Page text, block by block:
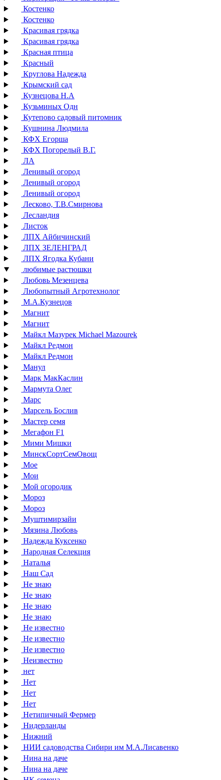
Костенко
Костенко
Красивая грядка
Красивая грядка
Красная птица
Красный
Круглова Надежда
Крымский сад
Кузнецова Н.А
Кузьминых Одн
Кутепово садовый питомник
Кушнина Людмила
КФХ Егорша
КФХ Погорелый В.Г.
ЛА
Ленивый огород
Ленивый огород
Ленивый огород
Лесково, Т.В.Смирнова
Лесландия
Листок
ЛПХ Айбичинский
ЛПХ ЗЕЛЕНГРАД
ЛПХ Ягодка Кубани
любимые растюшки
Любовь Мезенцева
Любопытный Агротехнолог
М.А.Кузнецов
Магнит
Магнит
Майкл Мазурек Michael Mazourek
Майкл Редмон
Майкл Редмон
Манул
Марк МакКаслин
Мармута Олег
Марс
Марсель Бослив
Мастер семя
Мегафон F1
Мими Мишки
МинскСортСемОвощ
Мое
Мои
Мой огородик
Мороз
Мороз
Муштимирзайи
Мязина Любовь
Надежда Куксенко
Народная Селекция
Наталья
Наш Сад
Не знаю
Не знаю
Не знаю
Не знаю
Не известно
Не известно
Не известно
Неизвестно
нет
Нет
Нет
Нет
Нетипичный Фермер
Нидерланды
Нижний
НИИ садоводства Сибири им М.А.Лисавенко
Нина на даче
Нина на даче